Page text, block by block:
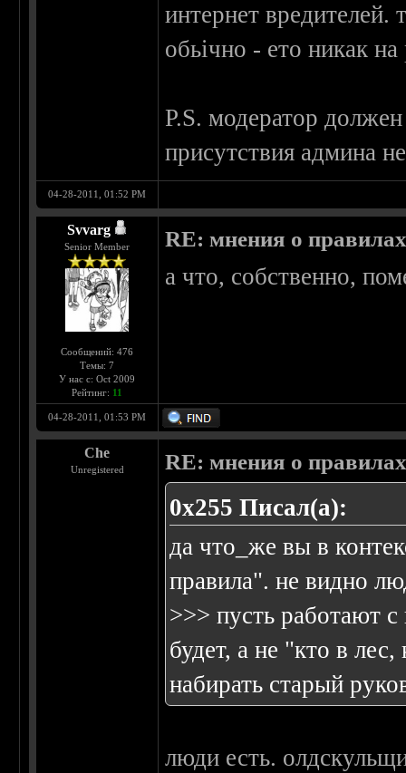
интернет вредителей.
обьічно - ето никак
P.S. модератор
присутствия админа
04-28-2011, 01:52 PM
Svvarg
Senior Member
Сообщений: 476
Темы: 7
У нас с: Oct 2009
Рейтинг: 11
RE: мнения о
а что, собственно,
04-28-2011, 01:53 PM
Che
Unregistered RE: мнения о
0х255 Писал(а):
да что_же вы в
правила". не видно
>>> пусть работают
будет, а не "кто в
набирать старый
люди есть.